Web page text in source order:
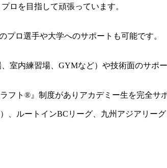
ロを目指して頑張っています。
ロ選手や大学へのサポートも可能です。
室内練習場、GYMなど）や技術面のサポ
フト®』制度がありアカデミー生を完全サ
ルートインBCリーグ、九州アジアリー